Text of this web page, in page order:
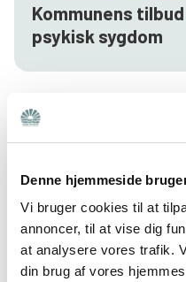
Denne hjemmeside
Vi bruger cookies til at
annoncer, til at vise dig
at analysere vores trafik.
din brug af vores
Kommunens
psykisk sygdom
HJÆLP I KOMMUNEN, NY SOM
Sådan skriver du
kommunen